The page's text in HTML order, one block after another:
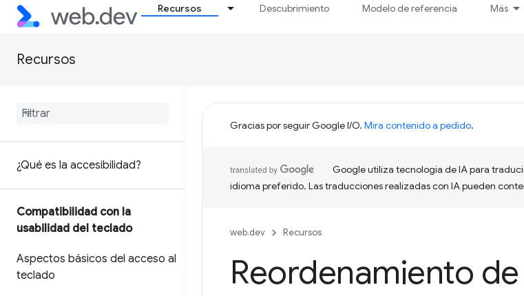
Recursos Descubrimiento Modelo de referencia Más
Recursos
¿Qué es la accesibilidad?
Compatibilidad con la
usabilidad del teclado
Aspectos básicos del acceso al
teclado
Gracias por seguir Google I/O. Mira contenido a pedido.
Google utiliza tecnología de IA para
idioma preferido. Las traducciones realizadas con IA pueden
web.dev Recursos
Reordenamiento